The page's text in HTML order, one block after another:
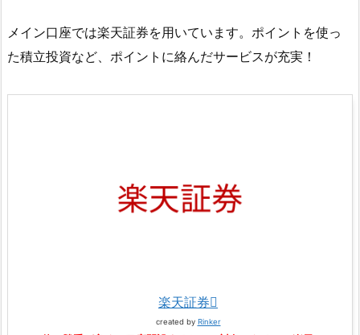
メイン口座では楽天証券を用いています。ポイントを使っ
た積立投資など、ポイントに絡んだサービスが充実！
楽天証券
created by Rinker